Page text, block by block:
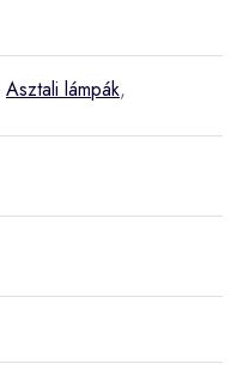
Asztali lámpák,